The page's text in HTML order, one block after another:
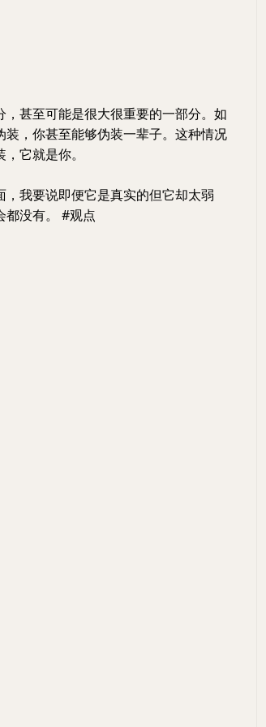
甚至可能是很大很重要的一部分。如
，你甚至能够伪装一辈子。这种情况
它就是你。
我要说即便它是真实的但它却太弱
都没有。 #观点